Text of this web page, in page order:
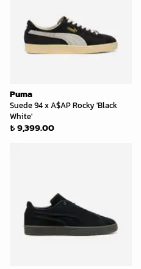
Puma
Suede 94 x A$AP Rocky 'Black
White'
₺ 9,399.00